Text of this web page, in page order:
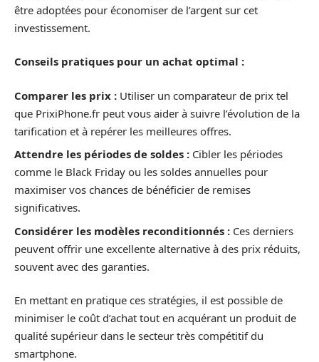
être adoptées pour économiser de l’argent sur cet
investissement.
Conseils pratiques pour un achat optimal :
Comparer les prix : Utiliser un comparateur de prix tel
que PrixiPhone.fr peut vous aider à suivre l’évolution de la
tarification et à repérer les meilleures offres.
Attendre les périodes de soldes : Cibler les périodes
comme le Black Friday ou les soldes annuelles pour
maximiser vos chances de bénéficier de remises
significatives.
Considérer les modèles reconditionnés : Ces derniers
peuvent offrir une excellente alternative à des prix réduits,
souvent avec des garanties.
En mettant en pratique ces stratégies, il est possible de
minimiser le coût d’achat tout en acquérant un produit de
qualité supérieur dans le secteur très compétitif du
smartphone.